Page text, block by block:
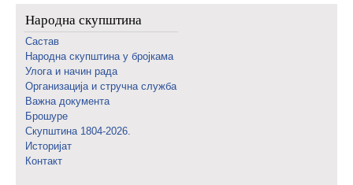
Народна скупштина
Састав
Народна скупштина у бројкама
Улога и начин рада
Организација и стручна служба
Важна документа
Брошуре
Скупштина 1804-2026.
Историјат
Контакт